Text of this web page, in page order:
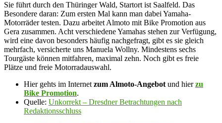
Sie führt durch den Thüringer Wald, Startort ist Saalfeld. Das
Besondere daran: Zum ersten Mal kann man dabei Yamaha-
Motorräder testen. Dazu arbeitet Almoto mit Bike Promotion aus
Gera zusammen. Acht verschiedene Yamahas stehen zur Verfügung,
wird eine davon besonders häufig nachgefragt, gibt es sie gleich
mehrfach, versicherte uns Manuela Wollny. Mindestens sechs
Tourgäste können mitfahren, maximal zehn. Noch gibt es freie
Plätze und freie Motorradauswahl.
Hier gehts im Internet zum Almoto-Angebot und hierzu
Bike Promotion.
Quelle: Unkorrekt – Dresdner Betrachtungen nach
Redaktionsschluss